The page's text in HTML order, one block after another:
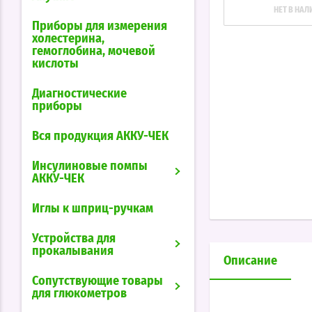
Приборы для измерения
холестерина,
гемоглобина, мочевой
кислоты
Диагностические
приборы
Вся продукция АККУ-ЧЕК
Инсулиновые помпы
АККУ-ЧЕК
Иглы к шприц-ручкам
Устройства для
прокалывания
Сопутствующие товары
для глюкометров
НЕТ В
Описание